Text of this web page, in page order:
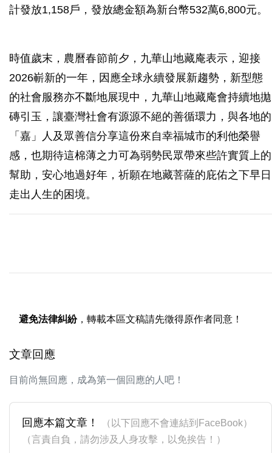
計發放1,158戶，發放總金額為新台幣532萬6,800元。
時值歲末，農曆春節前夕，九華山地藏庵表示，迎接
2026嶄新的一年，因應全球永續發展新趨勢，新型態
的社會服務亦不斷地展現中，九華山地藏庵會持續地拋
磚引玉，讓臺灣社會有源源不絕的善循環力，與各地的
「嘉」人及眾善信分享這份來自幸福城市的利他榮譽
感，也期待這棉薄之力可為弱勢民眾帶來些許實質上的
幫助，安心地過好年，祈願在地藏菩薩的庇佑之下早日
走出人生的困境。
避免法律糾紛，轉載本區文稿請先徵得原作者同意！
文章回應
目前尚無回應，成為第一個回應的人吧！
回應本篇文章！
（以下回應不會連結到FaceBook）
（言責自負，請勿涉及人身攻擊，以免挨告！）